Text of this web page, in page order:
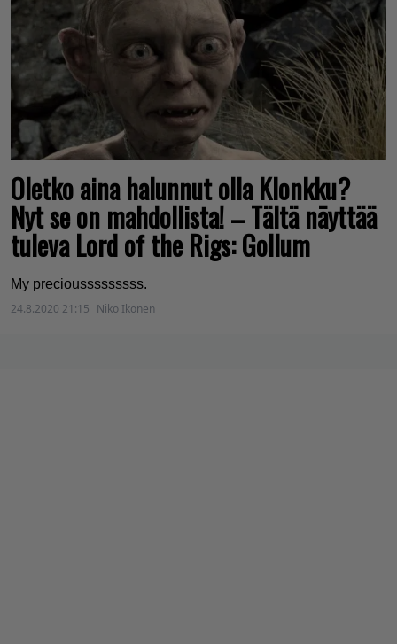
Oletko aina halunnut olla Klonkku?
Nyt se on mahdollista! – Tältä näyttää
tuleva Lord of the Rigs: Gollum
My preciousssssssss.
24.8.2020 21:15 Niko Ikonen